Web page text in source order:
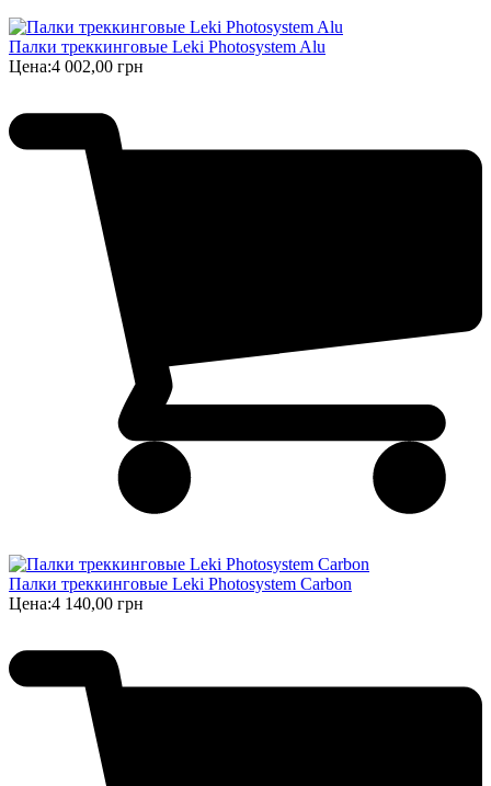
Палки треккинговые Leki Photosystem Alu
Цена:4 002,00 грн
Палки треккинговые Leki Photosystem Carbon
Цена:4 140,00 грн